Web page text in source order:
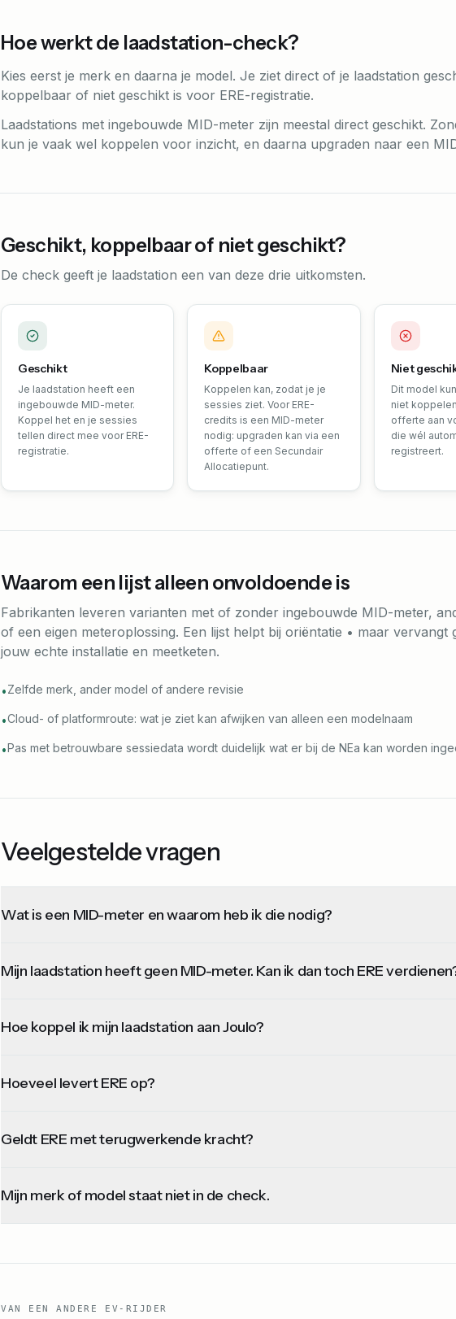
Hoe werkt de laadstation-check?
Kies eerst je merk en daarna je model. Je ziet direct of je laadstation
koppelbaar of niet geschikt is voor ERE-registratie.
Laadstations met ingebouwde MID-meter zijn meestal direct geschikt.
kun je vaak wel koppelen voor inzicht, en daarna upgraden naar een
Geschikt, koppelbaar of niet geschikt?
De check geeft je laadstation een van deze drie uitkomsten.
Geschikt
Je laadstation heeft een
ingebouwde MID-meter.
Koppel het en je sessies
tellen direct mee voor ERE-
registratie.
Koppelbaar
Koppelen kan, zodat je je
sessies ziet. Voor ERE-
credits is een MID-meter
nodig: upgraden kan via een
offerte of een Secundair
Allocatiepunt.
Niet
Dit model
niet
offerte aan
die wél
registreert.
Waarom een lijst alleen onvoldoende is
Fabrikanten leveren varianten met of zonder ingebouwde MID-meter,
of een eigen meteroplossing. Een lijst helpt bij oriëntatie • maar vervangt
jouw echte installatie en meetketen.
•Zelfde merk, ander model of andere revisie
•Cloud- of platformroute: wat je ziet kan afwijken van alleen een modelnaam
•Pas met betrouwbare sessiedata wordt duidelijk wat er bij de NEa kan worden
Veelgestelde vragen
Wat is een MID-meter en waarom heb ik die nodig?
Mijn laadstation heeft geen MID-meter. Kan ik dan toch ERE
Hoe koppel ik mijn laadstation aan Joulo?
Hoeveel levert ERE op?
Geldt ERE met terugwerkende kracht?
Mijn merk of model staat niet in de check.
VAN EEN ANDERE EV-RIJDER